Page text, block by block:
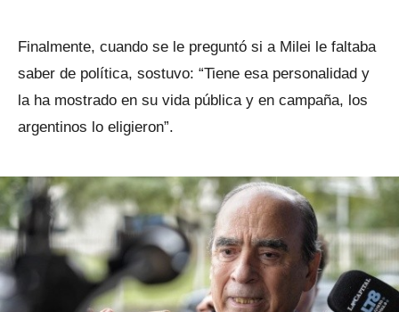
Finalmente, cuando se le preguntó si a Milei le faltaba
saber de política, sostuvo: “Tiene esa personalidad y
la ha mostrado en su vida pública y en campaña, los
argentinos lo eligieron”.